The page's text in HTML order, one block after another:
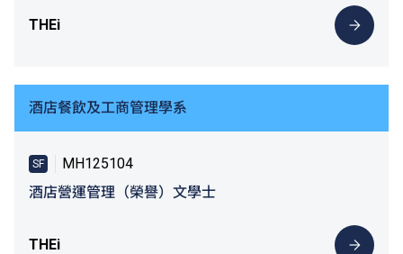
THEi
酒店餐飲及工商管理學系
SF
MH125104
酒店營運管理（榮譽）文學士
THEi